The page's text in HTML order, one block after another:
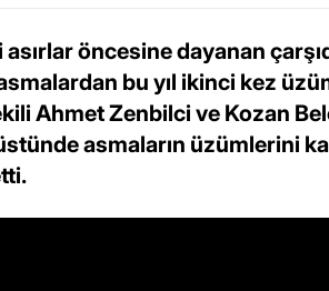
öncesine dayanan
bu yıl ikinci kez
Ahmet Zenbilci ve Kozan
asmaların üzümlerini